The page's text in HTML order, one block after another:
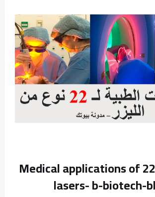
Medical applications of
lasers-b-biotech-